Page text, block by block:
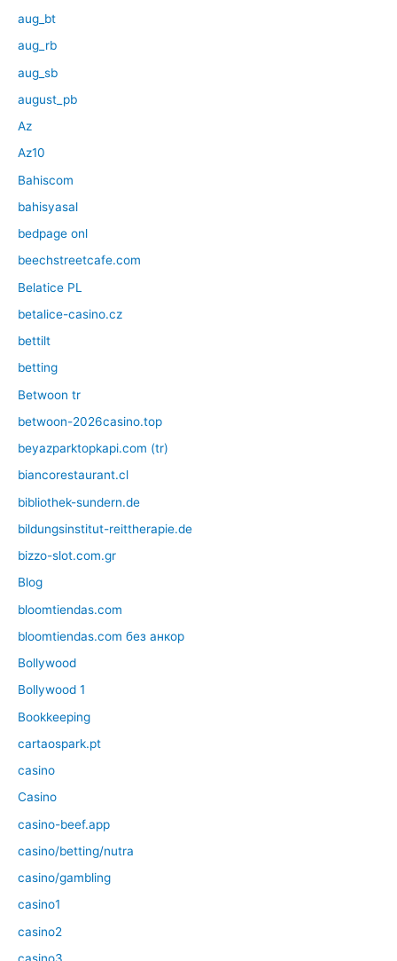
aug_bt
aug_rb
aug_sb
august_pb
Az
Az10
Bahiscom
bahisyasal
bedpage onl
beechstreetcafe.com
Belatice PL
betalice-casino.cz
bettilt
betting
Betwoon tr
betwoon-2026casino.top
beyazparktopkapi.com (tr)
biancorestaurant.cl
bibliothek-sundern.de
bildungsinstitut-reittherapie.de
bizzo-slot.com.gr
Blog
bloomtiendas.com
bloomtiendas.com без анкор
Bollywood
Bollywood 1
Bookkeeping
cartaospark.pt
casino
Casino
casino-beef.app
casino/betting/nutra
casino/gambling
casino1
casino2